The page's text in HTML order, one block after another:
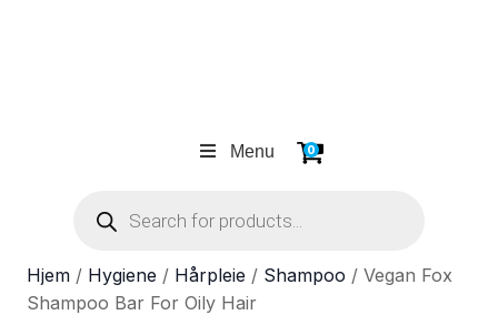
Menu 0
Products
search
Hjem / Hygiene / Hårpleie / Shampoo / Vegan Fox
Shampoo Bar For Oily Hair